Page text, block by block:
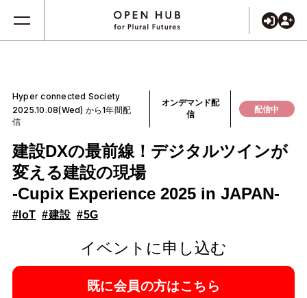
Hyper connected Society
2025.10.08(Wed) から1年間配
信
オンデマンド配
信
配信中
建設DXの最前線！デジタルツインが
変える建設の現場
-Cupix Experience 2025 in JAPAN-
#IoT #建設 #5G
イベントに申し込む
既に会員の方はこちら